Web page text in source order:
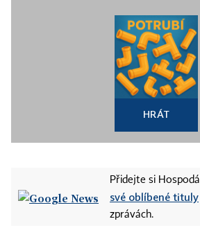
HRÁT
Přidejte si
své oblíbené tituly
zprávách.